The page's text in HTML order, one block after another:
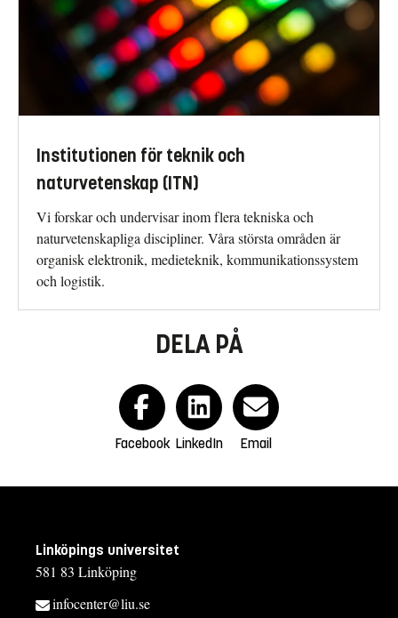
Institutionen för teknik och
naturvetenskap (ITN)
Vi forskar och undervisar inom flera tekniska och
naturvetenskapliga discipliner. Våra största områden är
organisk elektronik, medieteknik, kommunikationssystem
och logistik.
DELA PÅ
Facebook LinkedIn Email
Linköpings universitet
581 83 Linköping
infocenter@liu.se